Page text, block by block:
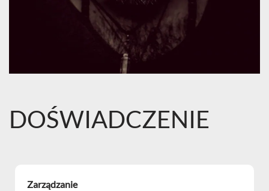
DOŚWIADCZENIE
Zarządzanie